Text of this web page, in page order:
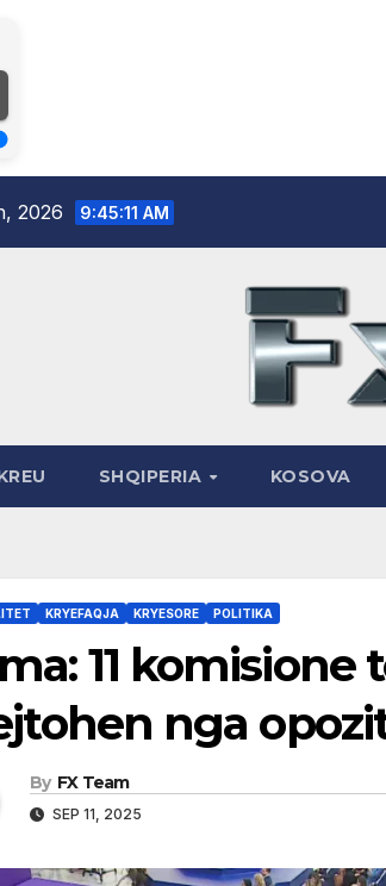
2026 9:45:12 AM
SHQIPERIA KOSOVA
KRYEFAQJA KRYESORE POLITIKA
11
nga
By FX Team
SEP 11, 2025